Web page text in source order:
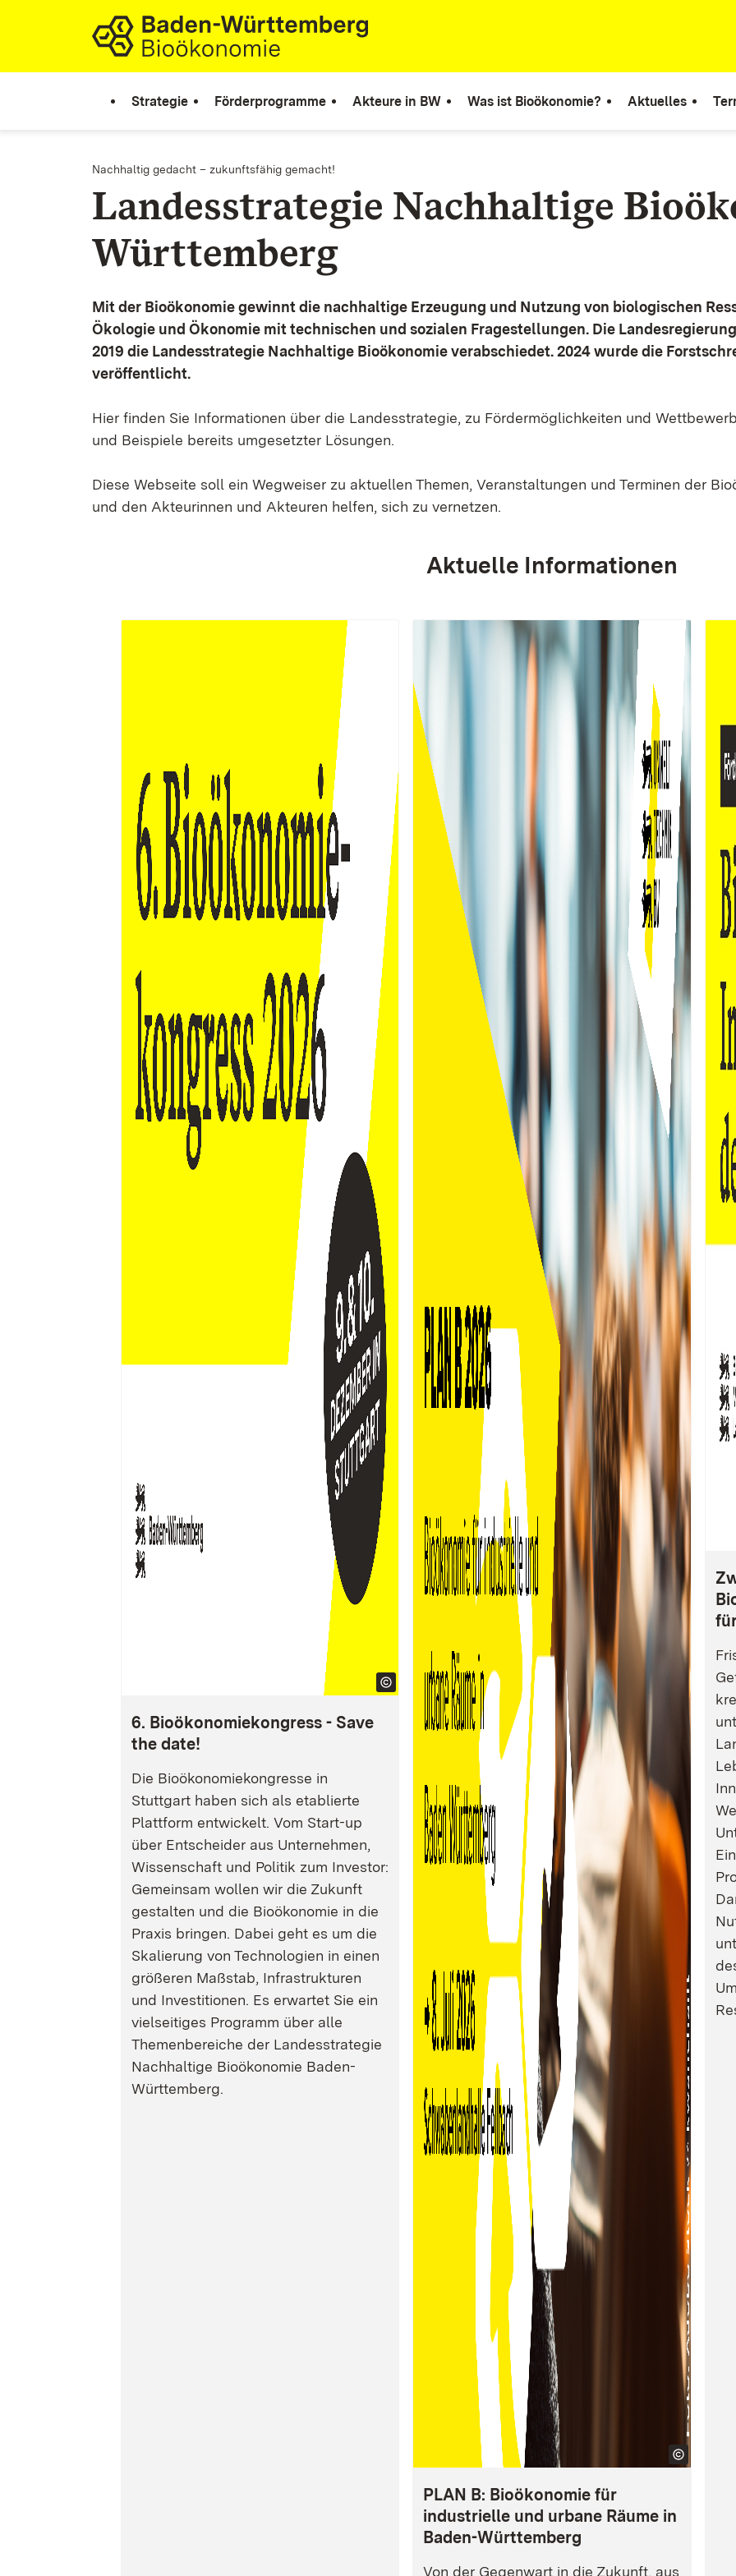
Zum Inhalt springen
Link zur Startseite
Strategie Förderprogramme Akteure in BW Was ist Bioökonomie? Aktuelles
Nachhaltig gedacht – zukunftsfähig gemacht!
Landesstrategie Nachhaltige
Württemberg
Mit der Bioökonomie gewinnt die nachhaltige Erzeugung und Nutzung von biologischen
Ökologie und Ökonomie mit technischen und sozialen Fragestellungen. Die
2019 die Landesstrategie Nachhaltige Bioökonomie verabschiedet. 2024 wurde die
veröffentlicht.
Hier finden Sie Informationen über die Landesstrategie, zu Fördermöglichkeiten und
und Beispiele bereits umgesetzter Lösungen.
Diese Webseite soll ein Wegweiser zu aktuellen Themen, Veranstaltungen und Terminen der
und den Akteurinnen und Akteuren helfen, sich zu vernetzen.
Aktuelle Informationen
6. Bioökonomiekongress - Save
the date!
Die Bioökonomiekongresse in
Stuttgart haben sich als etablierte
Plattform entwickelt. Vom Start-up
über Entscheider aus Unternehmen,
Wissenschaft und Politik zum Investor:
Gemeinsam wollen wir die Zukunft
gestalten und die Bioökonomie in die
Praxis bringen. Dabei geht es um die
Skalierung von Technologien in einen
größeren Maßstab, Infrastrukturen
und Investitionen. Es erwartet Sie ein
vielseitiges Programm über alle
Themenbereiche der Landesstrategie
Nachhaltige Bioökonomie Baden-
Württemberg.
PLAN B: Bioökonomie für
industrielle und urbane Räume in
Baden-Württemberg
Von der Gegenwart in die Zukunft, aus